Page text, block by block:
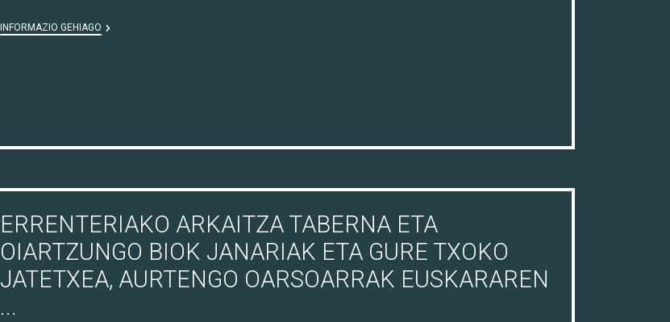
INFORMAZIO GEHIAGO
ERRENTERIAKO ARKAITZA TABERNA ETA
OIARTZUNGO BIOK JANARIAK ETA GURE TXOKO
JATETXEA, AURTENGO OARSOARRAK EUSKARAREN
...